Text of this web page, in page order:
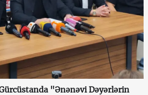
"Ənənəvi Dəyərlərin